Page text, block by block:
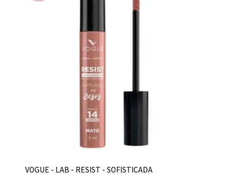
VOGUE - LAB - RESIST - SOFISTICADA